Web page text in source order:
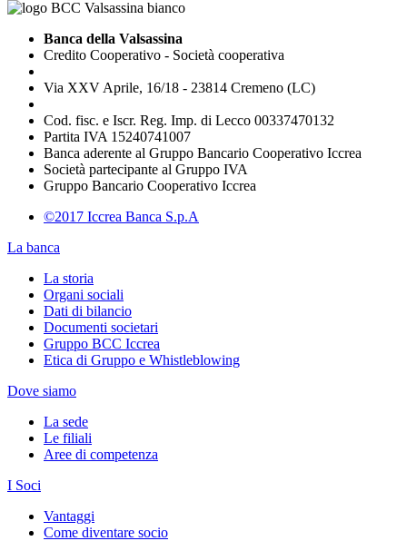
Banca della Valsassina
Credito Cooperativo - Società cooperativa
Via XXV Aprile, 16/18 - 23814 Cremeno (LC)
Cod. fisc. e Iscr. Reg. Imp. di Lecco 00337470132
Partita IVA 15240741007
Banca aderente al Gruppo Bancario Cooperativo Iccrea
Società partecipante al Gruppo IVA
Gruppo Bancario Cooperativo Iccrea
©2017 Iccrea Banca S.p.A
La banca
La storia
Organi sociali
Dati di bilancio
Documenti societari
Gruppo BCC Iccrea
Etica di Gruppo e Whistleblowing
Dove siamo
La sede
Le filiali
Aree di competenza
I Soci
Vantaggi
Come diventare socio